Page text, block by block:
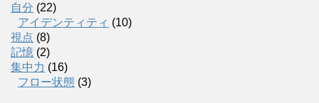
自分 (22)
アイデンティティ (10)
視点 (8)
記憶 (2)
集中力 (16)
フロー状態 (3)